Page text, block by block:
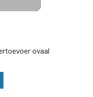
ovaal